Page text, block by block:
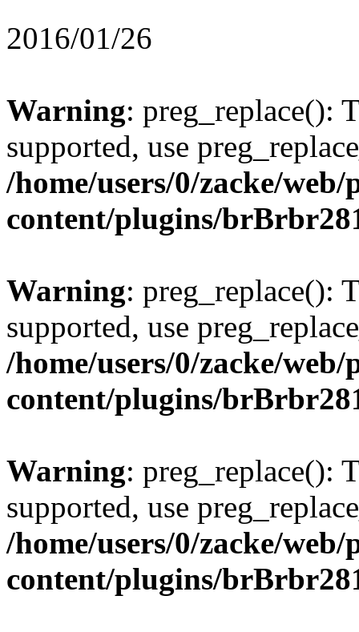
2016/01/26
Warning: preg_replace():
supported, use
/home/users/0/zacke/
content/plugins/
Warning: preg_replace():
supported, use
/home/users/0/zacke/
content/plugins/
Warning: preg_replace():
supported, use
/home/users/0/zacke/
content/plugins/